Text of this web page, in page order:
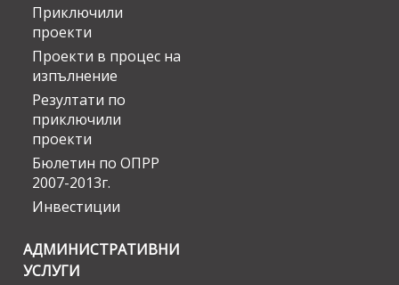
Приключили
проекти
Проекти в процес на
изпълнение
Резултати по
приключили
проекти
Бюлетин по ОПРР
2007-2013г.
Инвестиции
АДМИНИСТРАТИВНИ
УСЛУГИ